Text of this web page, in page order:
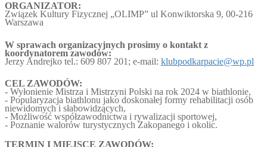
ORGANIZATOR:
Związek Kultury Fizycznej „OLIMP” ul Konwiktorska 9, 00-216
Warszawa
W sprawach organizacyjnych prosimy o kontakt z
koordynatorem zawodów:
Jerzy Andrejko tel.: 609 807 201; e-mail: klubpodkarpacie@wp.pl
CEL ZAWODÓW:
- Wyłonienie Mistrza i Mistrzyni Polski na rok 2024 w biathlonie,
- Popularyzacja biathlonu jako doskonałej formy rehabilitacji osób
niewidomych i słabowidzących,
- Możliwość współzawodnictwa i rywalizacji sportowej,
- Poznanie walorów turystycznych Zakopanego i okolic.
TERMIN I MIEJSCE ZAWODÓW: